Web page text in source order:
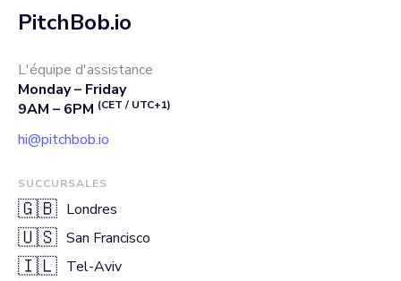
PitchBob.io
L'équipe d'assistance
Monday – Friday
9AM – 6PM (CET / UTC+1)
hi@pitchbob.io
SUCCURSALES
🇬🇧 Londres
🇺🇸 San Francisco
🇮🇱 Tel-Aviv